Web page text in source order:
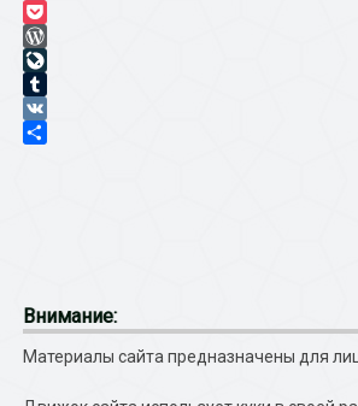
Link
Telegram
Pocket
WordPress
LiveJournal
Tumblr
VK
Внимание:
Материалы сайта предназначены для